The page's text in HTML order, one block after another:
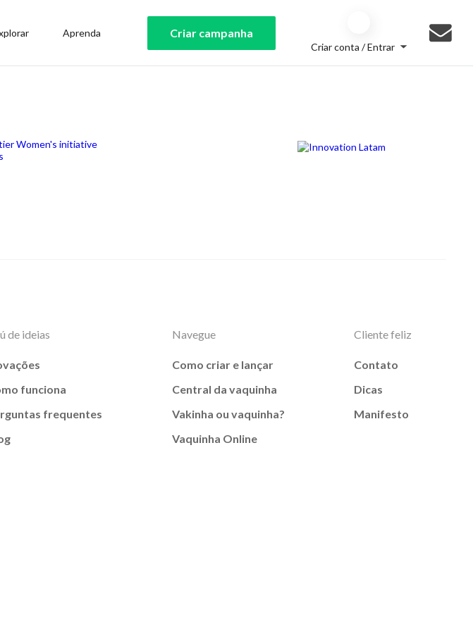
Aprenda Criar campanha
Criar conta / Entrar
de ideias
funciona
frequentes
Navegue
Como criar e lançar
Central da vaquinha
Vakinha ou vaquinha?
Vaquinha Online
Cliente feliz
Contato
Dicas
Manifesto